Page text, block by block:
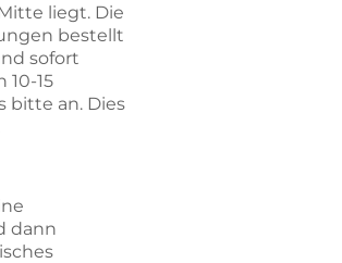
liegt. Die
bestellt
sofort
15
bitte an. Dies
dann